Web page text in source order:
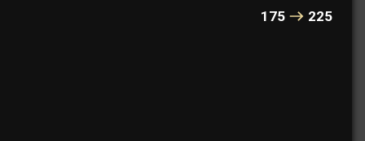
175 225